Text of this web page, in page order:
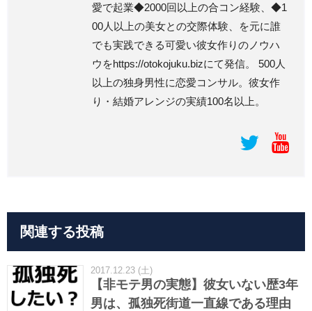
愛で起業◆2000回以上の合コン経験、◆1
00人以上の美女との交際体験、を元に誰
でも実践できる可愛い彼女作りのノウハ
ウをhttps://otokojuku.bizにて発信。 500人
以上の独身男性に恋愛コンサル。彼女作
り・結婚アレンジの実績100名以上。
関連する投稿
2017.12.23 (土)
【非モテ男の実態】彼女いない歴3年
男は、孤独死街道一直線である理由